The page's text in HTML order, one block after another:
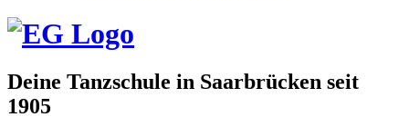
Deine Tanzschule in Saarbrücken seit
1905